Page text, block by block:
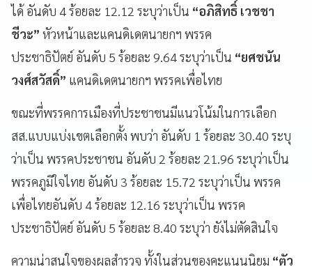
ได้ อันดับ 4 ร้อยละ 12.12 ระบุว่าเป็น “อภิสิทธิ์ เวชชา
ชีวะ” หัวหน้าและแคนดิเดตนายกฯ พรรค
ประชาธิปัตย์ อันดับ 5 ร้อยละ 9.64 ระบุว่าเป็น “ยศชนัน
วงศ์สวัสดิ์” แคนดิเดตนายกฯ พรรคเพื่อไทย
ขณะที่พรรคการเมืองที่ประชาชนมีแนวโน้มในการเลือก
สส.แบบแบ่งเขตเลือกตั้ง พบว่า อันดับ 1 ร้อยละ 30.40 ระบุ
ว่าเป็น พรรคประชาชน อันดับ 2 ร้อยละ 21.96 ระบุว่าเป็น
พรรคภูมิใจไทย อันดับ 3 ร้อยละ 15.72 ระบุว่าเป็น พรรค
เพื่อไทยอันดับ 4 ร้อยละ 12.16 ระบุว่าเป็น พรรค
ประชาธิปัตย์ อันดับ 5 ร้อยละ 8.40 ระบุว่า ยังไม่ตัดสินใจ
ความน่าสนใจของผลสำรวจ ทั้งในส่วนของคะแนนนิยม “ตัว